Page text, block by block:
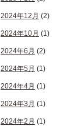
2024年12月 (2)
2024年10月 (1)
2024年6月 (2)
2024年5月 (1)
2024年4月 (1)
2024年3月 (1)
2024年2月 (1)